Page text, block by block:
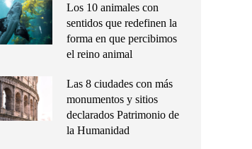
Los 10 animales con
sentidos que redefinen la
forma en que percibimos
el reino animal
Las 8 ciudades con más
monumentos y sitios
declarados Patrimonio de
la Humanidad